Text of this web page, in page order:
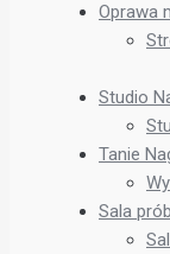
Oprawa
Studio
Tanie
Sala prób